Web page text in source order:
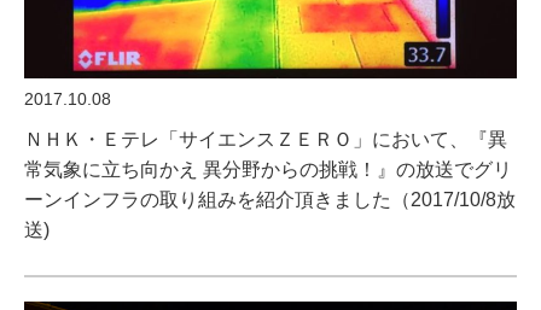
2017.10.08
ＮＨＫ・Ｅテレ「サイエンスＺＥＲＯ」において、『異
常気象に立ち向かえ 異分野からの挑戦！』の放送でグリ
ーンインフラの取り組みを紹介頂きました（2017/10/8放
送)